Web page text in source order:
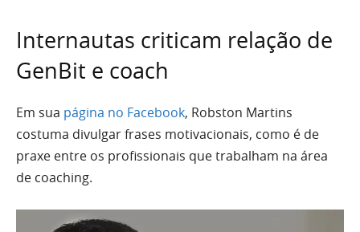
Internautas criticam relação de
GenBit e coach
Em sua página no Facebook, Robston Martins
costuma divulgar frases motivacionais, como é de
praxe entre os profissionais que trabalham na área
de coaching.